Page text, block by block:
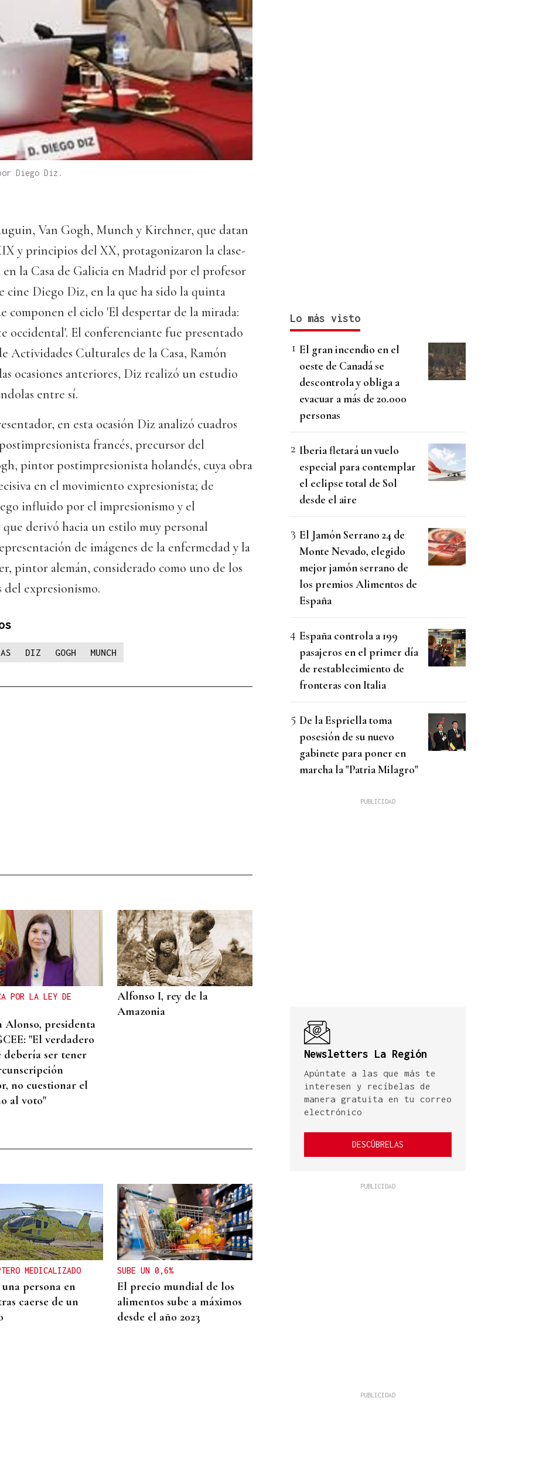
Diego Diz.
Van Gogh, Munch y Kirchner, que datan
y principios del XX, protagonizaron la clase-
la Casa de Galicia en Madrid por el profesor
cine Diego Diz, en la que ha sido la quinta
componen el ciclo 'El despertar de la mirada:
occidental'. El conferenciante fue presentado
Actividades Culturales de la Casa, Ramón
ocasiones anteriores, Diz realizó un estudio
entre sí.
en esta ocasión Diz analizó cuadros
francés, precursor del
pintor postimpresionista holandés, cuya obra
en el movimiento expresionista; de
influido por el impresionismo y el
derivó hacia un estilo muy personal
de imágenes de la enfermedad y la
pintor alemán, considerado como uno de los
del expresionismo.
DIZ GOGH MUNCH
POR LA LEY DE
Alonso, presidenta
"El verdadero
debería ser tener
no cuestionar el
al voto"
Alfonso I, rey de la
Amazonia
MEDICALIZADO
persona en
caerse de un
SUBE UN 0,6%
El precio mundial de los
alimentos sube a máximos
desde el año 2023
Lo más visto
El gran incendio en el
oeste de Canadá se
descontrola y obliga a
evacuar a más de 20.000
personas
Iberia fletará un vuelo
especial para contemplar
el eclipse total de Sol
desde el aire
El Jamón Serrano 24 de
Monte Nevado, elegido
mejor jamón serrano de
los premios Alimentos de
España
España controla a 199
pasajeros en el primer día
de restablecimiento de
fronteras con Italia
De la Espriella toma
posesión de su nuevo
gabinete para poner en
marcha la "Patria Milagro"
Newsletters La Región
Apúntate a las que más te
interesen y recíbelas de
manera gratuita en tu correo
electrónico
DESCÚBRELAS